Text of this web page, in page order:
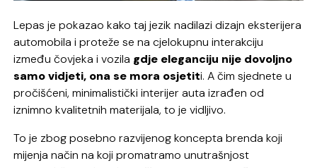
Lepas je pokazao kako taj jezik nadilazi dizajn eksterijera
automobila i proteže se na cjelokupnu interakciju
između čovjeka i vozila gdje eleganciju nije dovoljno
samo vidjeti, ona se mora osjetiti. A čim sjednete u
pročišćeni, minimalistički interijer auta izrađen od
iznimno kvalitetnih materijala, to je vidljivo.
To je zbog posebno razvijenog koncepta brenda koji
mijenja način na koji promatramo unutrašnjost